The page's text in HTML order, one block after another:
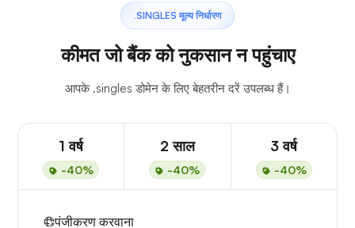
.SINGLES मूल्य निर्धारण
कीमत जो बैंक को नुकसान न पहुंचाए
आपके .singles डोमेन के लिए बेहतरीन दरें उपलब्ध हैं।
1 वर्ष
-40%
2 साल
-40%
3 वर्ष
-40%
पंजीकरण करवाना